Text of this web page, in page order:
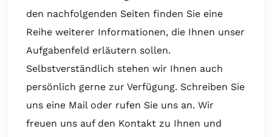
den nachfolgenden Seiten finden Sie eine
Reihe weiterer Informationen, die Ihnen unser
Aufgabenfeld erläutern sollen.
Selbstverständlich stehen wir Ihnen auch
persönlich gerne zur Verfügung. Schreiben Sie
uns eine Mail oder rufen Sie uns an. Wir
freuen uns auf den Kontakt zu Ihnen und